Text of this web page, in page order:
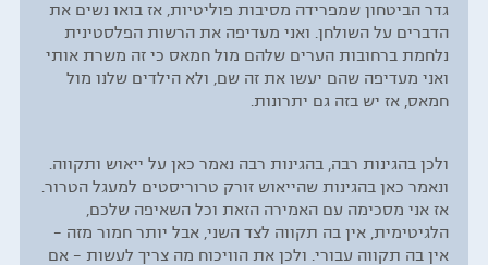
גדר הביטחון שמפרידה מסיבות פוליטיות, אז בואו נשים את
הדברים על השולחן. ואני מעדיפה את הרשות הפלסטינית
נלחמת ברחובות הערים שלהם מול חמאס כי זה משרת אותי
ואני מעדיפה שהם יעשו את זה שם, ולא הילדים שלנו מול
חמאס, אז יש בזה גם יתרונות.
ולכן בהגינות רבה, בהגינות רבה נאמר כאן על ייאוש ותקווה.
ונאמר כאן בהגינות שהייאוש זורק טרוריסטים למעגל הטרור.
אז אני מסכימה עם האמירה הזאת וכל השאיפה שלכם,
הלגיטימית, אין בה תקווה לצד השני, אבל יותר חמור מזה –
אין בה תקווה עבורי. ולכן את הוויכוח מה צריך לעשות – אם